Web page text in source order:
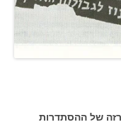
של ההסתדרות